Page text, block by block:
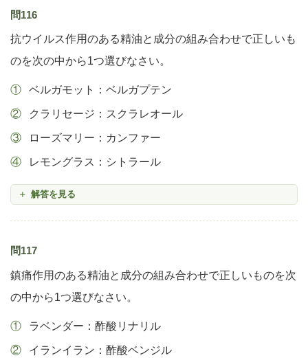
問116
抗ウイルス作用のある精油と成分の組み合わせで正しいも
のを次の中から1つ選びなさい。
ベルガモット：ベルガプテン
クラリセージ：スクラレオール
ローズマリー：カンファー
レモングラス：シトラール
解答を見る
問117
鎮痛作用のある精油と成分の組み合わせで正しいものを次
の中から1つ選びなさい。
ラベンダー：酢酸リナリル
イランイラン：酢酸ベンジル